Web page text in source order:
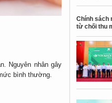
Nguyên nhân gây
bình thường.
Chính sách
từ chối thu